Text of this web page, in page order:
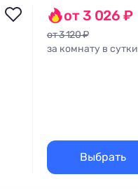
от 3 026 ₽
от 3 120 ₽
за комнату в сутки
Выбрать